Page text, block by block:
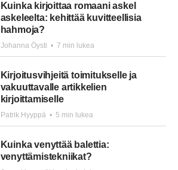
Kuinka kirjoittaa romaani askel
askeleelta: kehittää kuvitteellisia
hahmoja?
Johanna Öysti • 7 min lukea
Kirjoitusvihjeitä toimitukselle ja
vakuuttavalle artikkelien
kirjoittamiselle
Patrik Hyyppä • 5 min lukea
Kuinka venyttää balettia:
venyttämistekniikat?